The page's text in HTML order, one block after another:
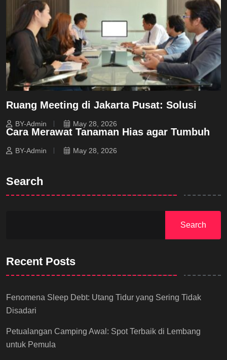
Ruang Meeting di Jakarta Pusat: Solusi
BY-Admin May 28, 2026
Cara Merawat Tanaman Hias agar Tumbuh
BY-Admin May 28, 2026
Search
Search
Recent Posts
Fenomena Sleep Debt: Utang Tidur yang Sering Tidak
Disadari
Petualangan Camping Awal: Spot Terbaik di Lembang
untuk Pemula